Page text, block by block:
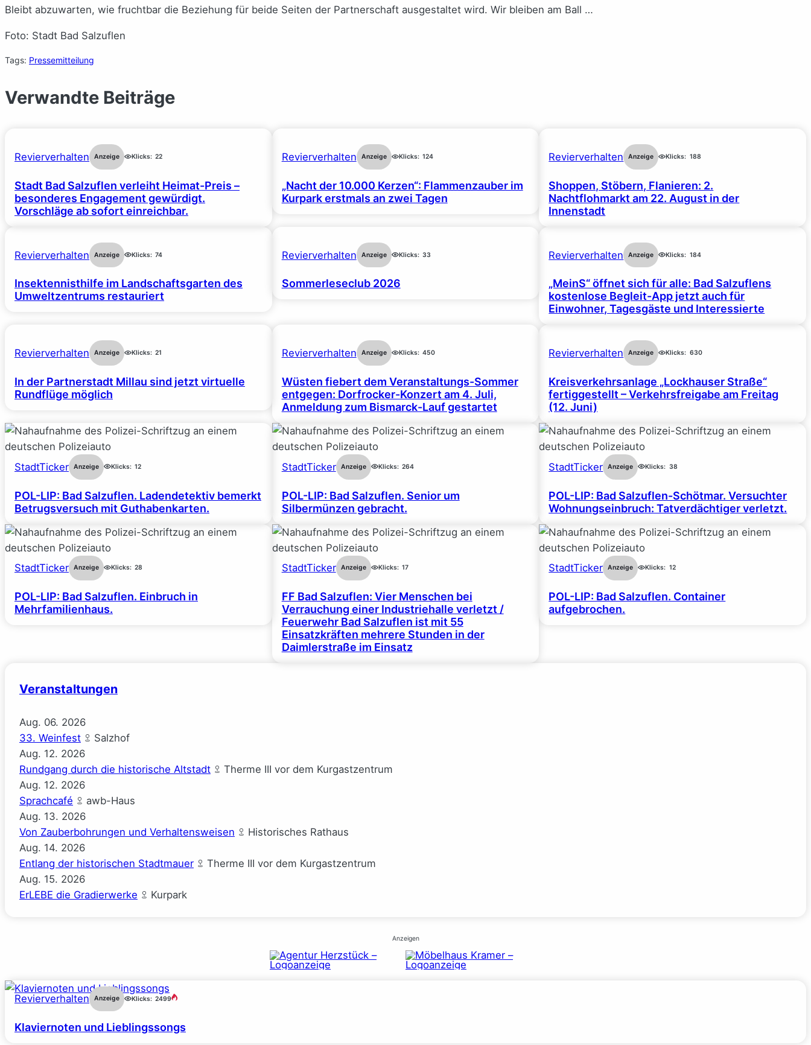
Bleibt abzuwarten, wie fruchtbar die Beziehung für beide Seiten der Partnerschaft ausgestaltet wird. Wir bleiben am Ball …
Foto: Stadt Bad Salzuflen
Tags: Pressemitteilung
Verwandte Beiträge
Revierverhalten Anzeige Klicks: 22
Stadt Bad Salzuflen verleiht Heimat-Preis –
besonderes Engagement gewürdigt.
Vorschläge ab sofort einreichbar.
Revierverhalten Anzeige Klicks: 124
„Nacht der 10.000 Kerzen“: Flammenzauber im
Kurpark erstmals an zwei Tagen
Revierverhalten Anzeige Klicks: 188
Shoppen, Stöbern, Flanieren: 2.
Nachtflohmarkt am 22. August in der
Innenstadt
Revierverhalten Anzeige Klicks: 74
Insektennisthilfe im Landschaftsgarten des
Umweltzentrums restauriert
Revierverhalten Anzeige Klicks: 33
Sommerleseclub 2026
Revierverhalten Anzeige Klicks: 184
„MeinS“ öffnet sich für alle: Bad Salzuflens
kostenlose Begleit-App jetzt auch für
Einwohner, Tagesgäste und Interessierte
Revierverhalten Anzeige Klicks: 21
In der Partnerstadt Millau sind jetzt virtuelle
Rundflüge möglich
Revierverhalten Anzeige Klicks: 450
Wüsten fiebert dem Veranstaltungs-Sommer
entgegen: Dorfrocker-Konzert am 4. Juli,
Anmeldung zum Bismarck-Lauf gestartet
Revierverhalten Anzeige Klicks: 630
Kreisverkehrsanlage „Lockhauser Straße“
fertiggestellt – Verkehrsfreigabe am Freitag
(12. Juni)
StadtTicker Anzeige Klicks: 12
POL-LIP: Bad Salzuflen. Ladendetektiv bemerkt
Betrugsversuch mit Guthabenkarten.
StadtTicker Anzeige Klicks: 264
POL-LIP: Bad Salzuflen. Senior um
Silbermünzen gebracht.
StadtTicker Anzeige Klicks: 38
POL-LIP: Bad Salzuflen-Schötmar. Versuchter
Wohnungseinbruch: Tatverdächtiger verletzt.
StadtTicker Anzeige Klicks: 28
POL-LIP: Bad Salzuflen. Einbruch in
Mehrfamilienhaus.
StadtTicker Anzeige Klicks: 17
FF Bad Salzuflen: Vier Menschen bei
Verrauchung einer Industriehalle verletzt /
Feuerwehr Bad Salzuflen ist mit 55
Einsatzkräften mehrere Stunden in der
Daimlerstraße im Einsatz
StadtTicker Anzeige Klicks: 12
POL-LIP: Bad Salzuflen. Container
aufgebrochen.
Veranstaltungen
Aug. 06. 2026
33. Weinfest
Salzhof
Aug. 12. 2026
Rundgang durch die historische Altstadt
Therme III vor dem Kurgastzentrum
Aug. 12. 2026
Sprachcafé
awb-Haus
Aug. 13. 2026
Von Zauberbohrungen und Verhaltensweisen
Historisches Rathaus
Aug. 14. 2026
Entlang der historischen Stadtmauer
Therme III vor dem Kurgastzentrum
Aug. 15. 2026
ErLEBE die Gradierwerke
Kurpark
Anzeigen
Revierverhalten Anzeige Klicks: 2499
Klaviernoten und Lieblingssongs